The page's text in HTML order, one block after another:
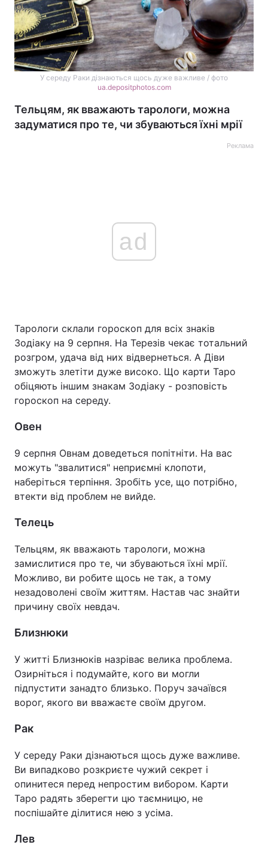
У середу Раки дізнаються щось дуже важливе / фото
ua.depositphotos.com
Тельцям, як вважають тарологи, можна
задуматися про те, чи збуваються їхні мрії
Реклама
ad
Тарологи склали гороскоп для всіх знаків
Зодіаку на 9 серпня. На Терезів чекає тотальний
розгром, удача від них відвернеться. А Діви
зможуть злетіти дуже високо. Що карти Таро
обіцяють іншим знакам Зодіаку - розповість
гороскоп на середу.
Овен
9 серпня Овнам доведеться попітніти. На вас
можуть "звалитися" неприємні клопоти,
наберіться терпіння. Зробіть усе, що потрібно,
втекти від проблем не вийде.
Телець
Тельцям, як вважають тарологи, можна
замислитися про те, чи збуваються їхні мрії.
Можливо, ви робите щось не так, а тому
незадоволені своїм життям. Настав час знайти
причину своїх невдач.
Близнюки
У житті Близнюків назріває велика проблема.
Озирніться і подумайте, кого ви могли
підпустити занадто близько. Поруч зачаївся
ворог, якого ви вважаєте своїм другом.
Рак
У середу Раки дізнаються щось дуже важливе.
Ви випадково розкриєте чужий секрет і
опинитеся перед непростим вибором. Карти
Таро радять зберегти цю таємницю, не
поспішайте ділитися нею з усіма.
Лев